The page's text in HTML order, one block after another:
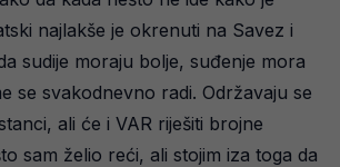
najlakše je okrenuti na Savez i
sudije moraju bolje, suđenje mora
se svakodnevno radi. Održavaju se
ali će i VAR riješiti brojne
sam želio reći, ali stojim iza toga da